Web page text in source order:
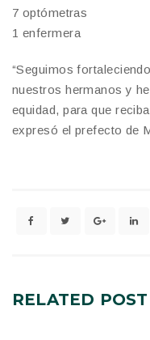
7 optómetras
1 enfermera
“Seguimos
nuestros hermanos y
equidad, para que
expresó el prefecto de
RELATED POST